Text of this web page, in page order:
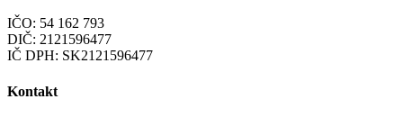
IČO: 54 162 793
DIČ: 2121596477
IČ DPH: SK2121596477
Kontakt